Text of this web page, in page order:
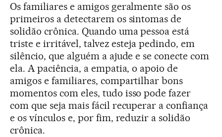
Os familiares e amigos geralmente são os
primeiros a detectarem os sintomas de
solidão crônica. Quando uma pessoa está
triste e irritável, talvez esteja pedindo, em
silêncio, que alguém a ajude e se conecte com
ela. A paciência, a empatia, o apoio de
amigos e familiares, compartilhar bons
momentos com eles, tudo isso pode fazer
com que seja mais fácil recuperar a confiança
e os vínculos e, por fim, reduzir a solidão
crônica.